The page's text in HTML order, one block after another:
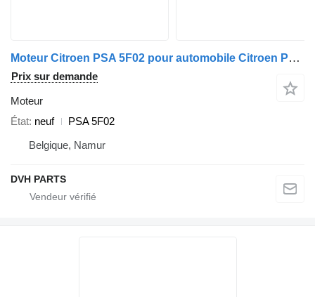
Moteur Citroen PSA 5F02 pour automobile Citroen PSA 5F02
Prix sur demande
Moteur
État neuf
PSA 5F02
Belgique, Namur
DVH PARTS